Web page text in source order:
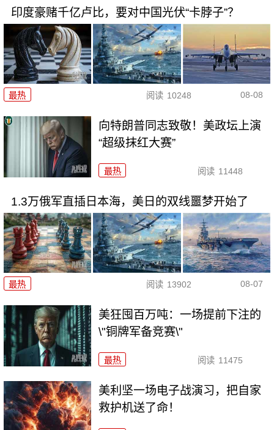
印度豪赌千亿卢比，要对中国光伏“卡脖子”？
最热 阅读 10248 08-08
向特朗普同志致敬！美政坛上演
“超级抹红大赛”
最热 阅读 11448
1.3万俄军直插日本海，美日的双线噩梦开始了
最热 阅读 13902 08-07
美狂囤百万吨：一场提前下注的
\"铜牌军备竞赛\"
最热 阅读 11475
美利坚一场电子战演习，把自家
救护机送了命！